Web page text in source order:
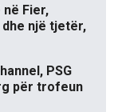
Fier,
një tjetër,
PSG
për trofeun